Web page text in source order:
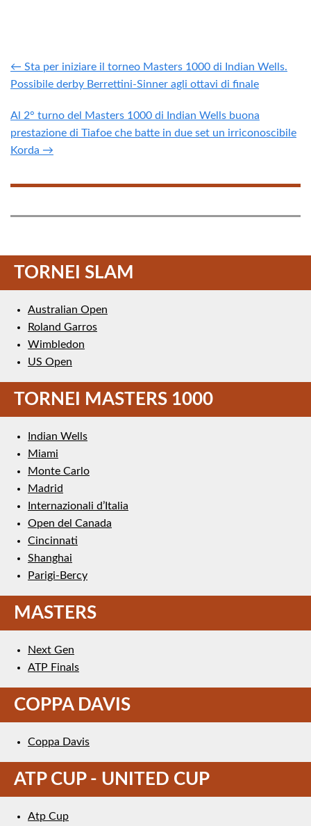
← Sta per iniziare il torneo Masters 1000 di Indian Wells.
Possibile derby Berrettini-Sinner agli ottavi di finale
Al 2° turno del Masters 1000 di Indian Wells buona
prestazione di Tiafoe che batte in due set un irriconoscibile
Korda →
TORNEI SLAM
Australian Open
Roland Garros
Wimbledon
US Open
TORNEI MASTERS 1000
Indian Wells
Miami
Monte Carlo
Madrid
Internazionali d’Italia
Open del Canada
Cincinnati
Shanghai
Parigi-Bercy
MASTERS
Next Gen
ATP Finals
COPPA DAVIS
Coppa Davis
ATP CUP - UNITED CUP
Atp Cup